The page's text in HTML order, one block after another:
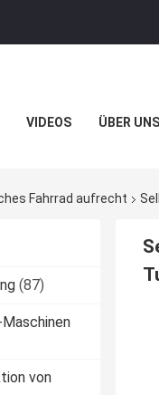
VIDEOS ÜBER UNS
Fahrrad aufrecht
(87)
von